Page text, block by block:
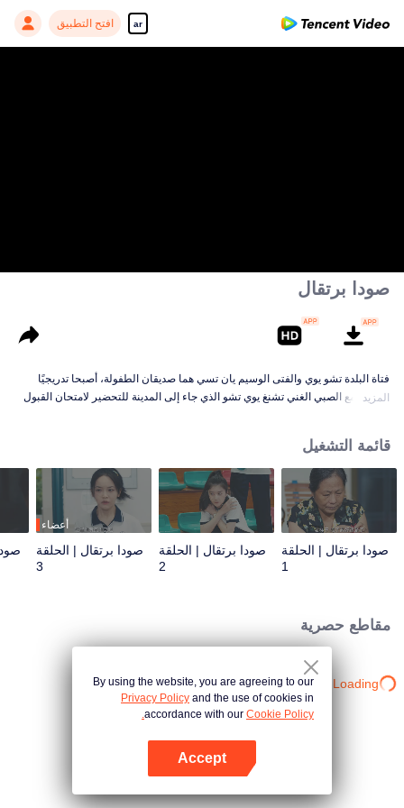
ar افتح التطبيق
صودا برتقال
فتاة البلدة تشو يوي والفتى الوسيم يان تسي هما صديقان الطفولة، أصبحا تدريجيًا
أصدقاء مع الصبي الغني تشنغ يوي تشو الذي جاء إلى المدينة للتحضير لامتحان القبول
تتكشف من جديد..
المزيد
قائمة التشغيل
صودا برتقال | الحلقة
1
صودا برتقال | الحلقة
2
أعضاء
صودا برتقال | الحلقة
3
مقاطع حصرية
Loading…
By using the website, you are agreeing to our
Privacy Policy and the use of cookies in
accordance with our Cookie Policy.
Accept